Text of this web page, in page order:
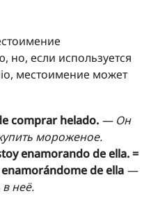
но, если используется
местоимение может
comprar helado. — Он
мороженое.
enamorando de ella. =
de ella —
неё.